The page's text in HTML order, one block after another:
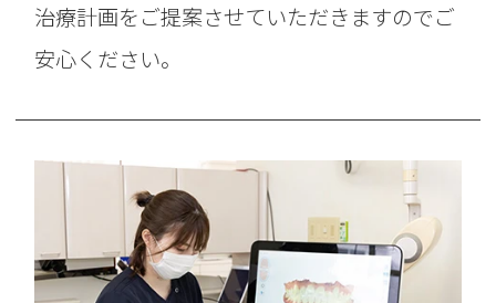
治療計画をご提案させていただきますのでご
安心ください。